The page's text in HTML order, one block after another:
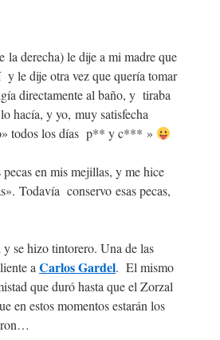
la derecha) le dije a mi madre que
le dije otra vez que quería tomar
directamente al baño, y tiraba
hacía, y yo, muy satisfecha
todos los días p** y c*** »
en mis mejillas, y me hice
Todavía conservo esas pecas,
se hizo tintorero. Una de las
a Carlos Gardel. El mismo
que duró hasta que el Zorzal
en estos momentos estarán los